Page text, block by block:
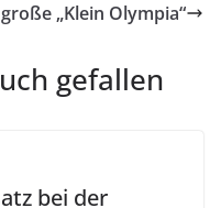
„Klein Olympia“
gefallen
bei der